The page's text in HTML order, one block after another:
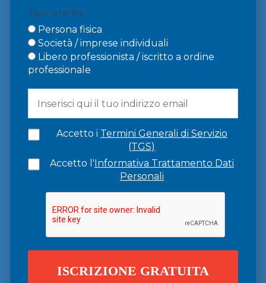
Tipo utente
Persona fisica
Società / imprese individuali
Libero professionista / iscritto a ordine
professionale
Accetto i Termini Generali di Servizio
(TGS)
Accetto l'Informativa Trattamento Dati
Personali